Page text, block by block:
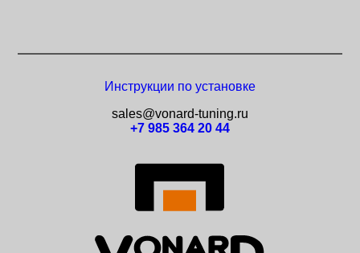
Инструкции по установке
sales@vonard-tuning.ru
+7 985 364 20 44